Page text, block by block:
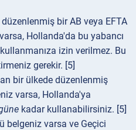
bir AB veya EFTA
Hollanda'da bu yabancı
izin verilmez. Bu
gerekir. [5]
bir ülkede düzenlenmiş
varsa, Hollanda'ya
kadar kullanabilirsiniz. [5]
belgeniz varsa ve Geçici